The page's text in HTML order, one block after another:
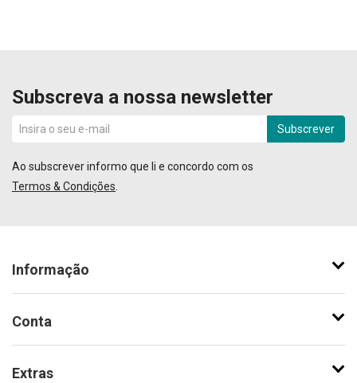
Subscreva a nossa newsletter
Subscrever
Ao subscrever informo que li e concordo com os
Termos & Condições
Informação
Conta
Extras